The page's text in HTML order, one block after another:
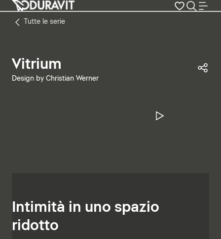
Tutte le serie
Vitrium
Design by Christian Werner
Metti in
Intimità in uno spazio
ridotto